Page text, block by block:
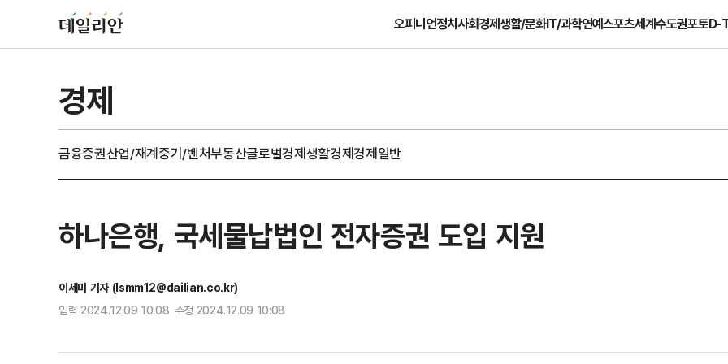
오피니언정치사회경제생활/문화IT/과학연예스포츠세계수도권포토D-
경제
금융증권산업/재계중기/벤처부동산글로벌경제생활경제경제일반
하나은행, 국세물납법인 전자증권 도입 지원
이세미 기자 (lsmm12@dailian.co.kr)
입력 2024.12.09 10:08 수정 2024.12.09 10:08